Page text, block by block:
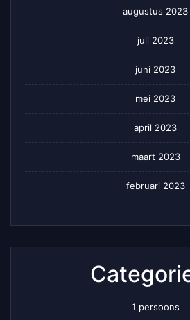
augustus 2023
juli 2023
juni 2023
mei 2023
april 2023
maart 2023
februari 2023
1 persoons